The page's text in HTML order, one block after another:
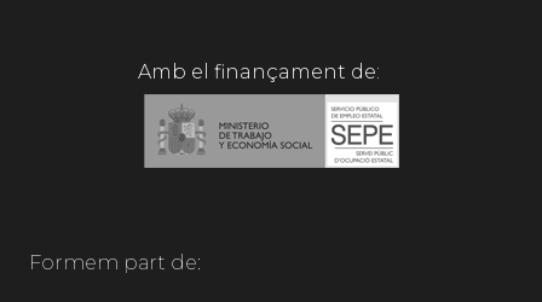
Amb el finançament de:
Formem part de: